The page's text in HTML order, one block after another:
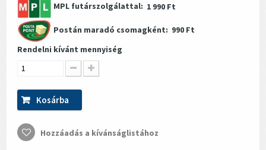
MPL futárszolgálattal: 1 990 Ft
Postán maradó csomagként: 990 Ft
Rendelni kívánt mennyiség
Kosárba
Hozzáadás a kívánságlistához